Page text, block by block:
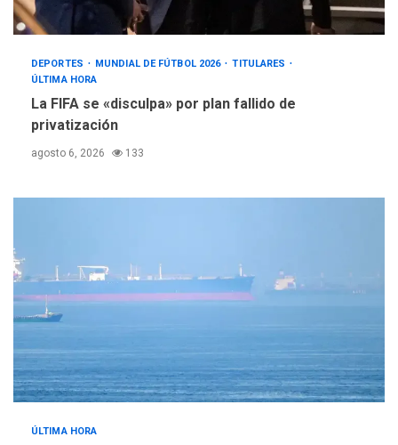
DEPORTES MUNDIAL DE FÚTBOL 2026
TITULARES
ÚLTIMA HORA
La FIFA se «disculpa» por plan fallido de
privatización
agosto 6, 2026 133
ÚLTIMA HORA